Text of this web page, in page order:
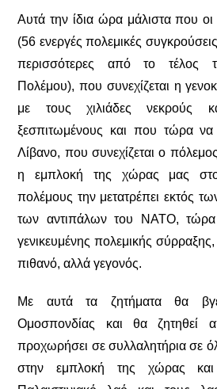
Αυτά την ίδια ώρα μάλιστα που οι
(56 ενεργές πολεμικές
περισσότερες από το τέλος
Πολέμου), που συνεχίζεται η
με τους χιλιάδες νεκρούς
ξεσπιτωμένους και που τώρα να
Λίβανο, που συνεχίζεται ο
η εμπλοκή της χώρας μας
πολέμους την μετατρέπει εκτός
των αντιπάλων του ΝΑΤΟ, τώρα
γενικευμένης πολεμικής
πιθανό, αλλά γεγονός.
Με αυτά τα ζητήματα θα
Ομοσπονδίας και θα
προχωρήσει σε συλλαλητήρια σε
στην εμπλοκή της χώρας και